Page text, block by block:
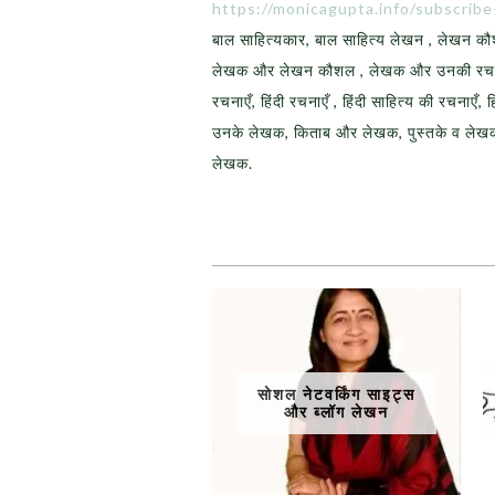
https://monicagupta.info/
बाल साहित्यकार, बाल साहित्य लेखन , लेखन
लेखक और लेखन कौशल , लेखक और उनकी
रचनाएँ, हिंदी रचनाएँ , हिंदी साहित्य की
उनके लेखक, किताब और लेखक, पुस्तके व
लेखक.
सोशल नेटवर्किंग साइट्स
और ब्लॉग लेखन